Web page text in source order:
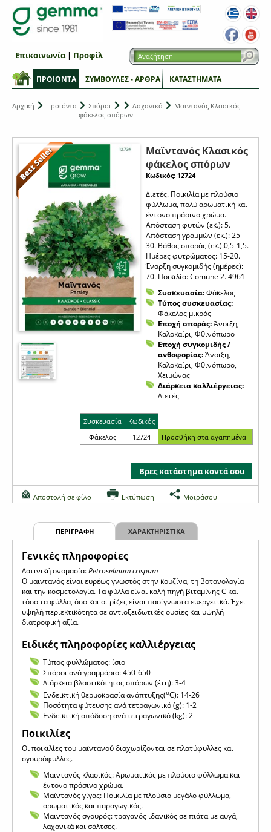
ΠΡΟΙΟΝΤΑ ΣΥΜΒΟΥΛΕΣ - ΑΡΘΡΑ ΚΑΤΑΣΤΗΜΑΤΑ
Επικοινωνία| Προφίλ
Αρχική Προϊόντα Σπόροι Λαχανικά
Μαϊντανός Κλασικός
φάκελος σπόρων
Μαϊντανός Κλασικός
φάκελος σπόρων
Κωδικός: 12724
Διετές. Ποικιλία με πλούσιο
φύλλωμα, πολύ αρωματική και
έντονο πράσινο χρώμα.
Απόσταση φυτών (εκ.): 5.
Απόσταση γραμμών (εκ.): 25-
30. Βάθος σποράς (εκ.):0,5-1,5.
Ημέρες φυτρώματος: 15-20.
Έναρξη συγκομιδής (ημέρες):
70. Ποικιλία: Comune 2. 4961
Συσκευασία:Φάκελος
Τύπος συσκευασίας:
Φάκελος μικρός
Εποχή σποράς:Άνοιξη,
Καλοκαίρι, Φθινόπωρο
Εποχή συγκομιδής /
ανθοφορίας:Άνοιξη,
Καλοκαίρι, Φθινόπωρο,
Χειμώνας
Διάρκεια καλλιέργειας:
Διετές
Συσκευασία
Κωδικός
Φάκελος
12724
Βρες κατάστημα κοντά σου
Αποστολή σε φίλο Εκτύπωση Μοιράσου
ΠΕΡΙΓΡΑΦΗ ΧΑΡΑΚΤΗΡΙΣΤΙΚΑ
Γενικές πληροφορίες
Λατινική ονομασία:Petroselinum crispum
Ο μαϊντανός είναι ευρέως γνωστός στην κουζίνα, τη βοτανολογία
και την κοσμετολογία. Τα φύλλα είναι καλή πηγή βιταμίνης C και
τόσο τα φύλλα, όσο και οι ρίζες είναι πασίγνωστα ευεργετικά. Έχει
υψηλή περιεκτικότητα σε αντιοξειδωτικές ουσίες και υψηλή
διατροφική αξία.
Ειδικές πληροφορίες καλλιέργειας
Τύπος φυλλώματος: ίσιο
Σπόροι ανά γραμμάριο: 450-650
Διάρκεια βλαστικότητας σπόρων (έτη): 3-4
Ενδεικτική θερμοκρασία ανάπτυξης(οC): 14-26
Ποσότητα φύτευσης ανά τετραγωνικό (g): 1-2
Ενδεικτική απόδοση ανά τετραγωνικό (kg): 2
Ποικιλίες
Οι ποικιλίες του μαϊντανού διαχωρίζονται σε πλατύφυλλες και
σγουρόφυλλες.
Μαϊντανός κλασικός: Αρωματικός με πλούσιο φύλλωμα και
έντονο πράσινο χρώμα.
Μαϊντανός γίγας: Ποικιλία με πλούσιο μεγάλο φύλλωμα,
αρωματικός και παραγωγικός.
Μαϊντανός σγουρός: τραγανός ιδανικός σε πιάτα με αυγά,
λαχανικά και σάλτσες.